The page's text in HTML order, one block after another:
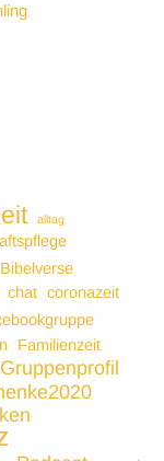
alltag
Bibelverse
chat coronazeit
Familienzeit
Gruppenprofil